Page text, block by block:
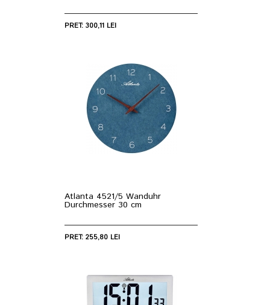
PRET: 300,11 LEI
Atlanta 4521/5 Wanduhr
Durchmesser 30 cm
PRET: 255,80 LEI